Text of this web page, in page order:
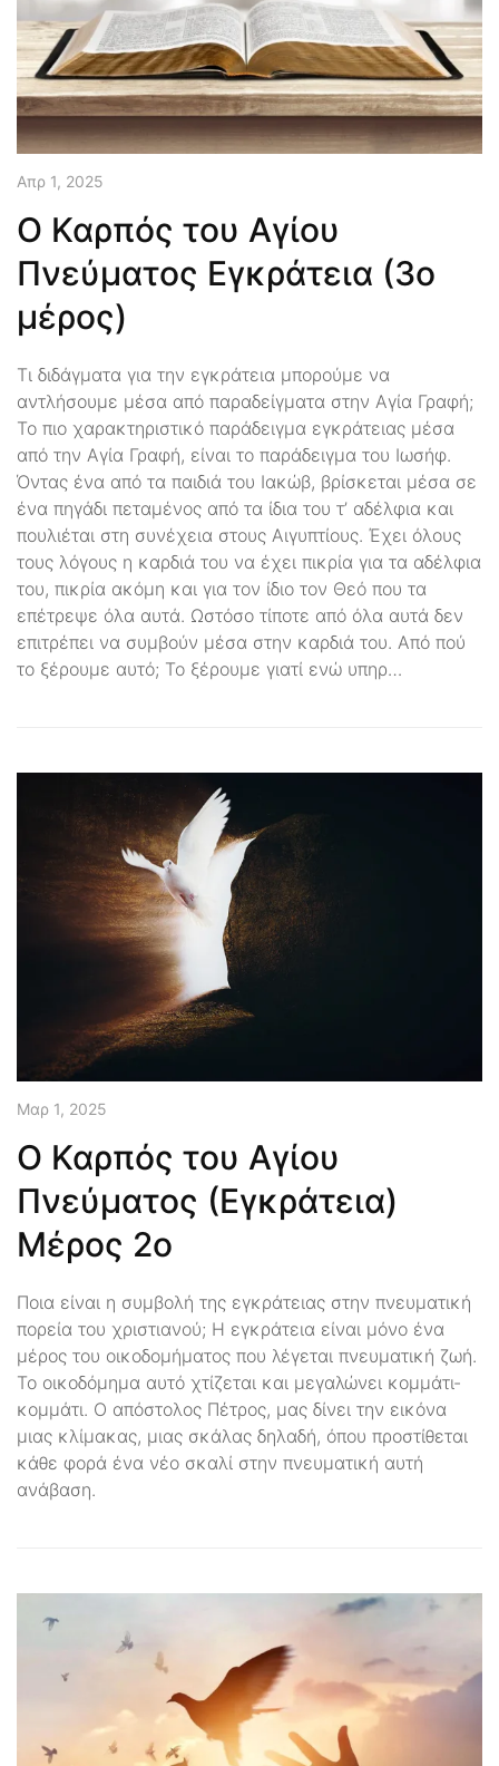
Απρ 1, 2025
Ο Καρπός του Αγίου
Πνεύματος Εγκράτεια (3ο
μέρος)
Τι διδάγματα για την εγκράτεια μπορούμε να
αντλήσουμε μέσα από παραδείγματα στην Αγία Γραφή;
Το πιο χαρακτηριστικό παράδειγμα εγκράτειας μέσα
από την Αγία Γραφή, είναι το παράδειγμα του Ιωσήφ.
Όντας ένα από τα παιδιά του Ιακώβ, βρίσκεται μέσα σε
ένα πηγάδι πεταμένος από τα ίδια του τ’ αδέλφια και
πουλιέται στη συνέχεια στους Αιγυπτίους. Έχει όλους
τους λόγους η καρδιά του να έχει πικρία για τα αδέλφια
του, πικρία ακόμη και για τον ίδιο τον Θεό που τα
επέτρεψε όλα αυτά. Ωστόσο τίποτε από όλα αυτά δεν
επιτρέπει να συμβούν μέσα στην καρδιά του. Από πού
το ξέρουμε αυτό; Το ξέρουμε γιατί ενώ υπηρ…
Μαρ 1, 2025
Ο Καρπός του Αγίου
Πνεύματος (Εγκράτεια)
Μέρος 2ο
Ποια είναι η συμβολή της εγκράτειας στην πνευματική
πορεία του χριστιανού; Η εγκράτεια είναι μόνο ένα
μέρος του οικοδομήματος που λέγεται πνευματική ζωή.
Το οικοδόμημα αυτό χτίζεται και μεγαλώνει κομμάτι-
κομμάτι. Ο απόστολος Πέτρος, μας δίνει την εικόνα
μιας κλίμακας, μιας σκάλας δηλαδή, όπου προστίθεται
κάθε φορά ένα νέο σκαλί στην πνευματική αυτή
ανάβαση.